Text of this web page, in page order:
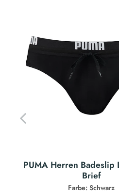
PUMA Herren Badeslip
Brief
Farbe: Schwarz